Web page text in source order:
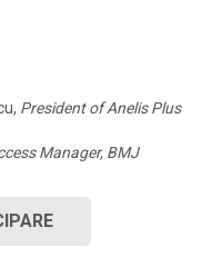
President of Anelis Plus
Manager, BMJ